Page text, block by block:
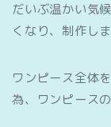
だいぶ温かい気
くなり、制作しま
ワンピース全体
為、ワンピース